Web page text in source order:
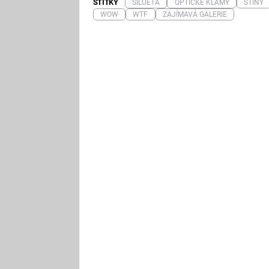
ŠTÍTKY SILUETA OPTICKÉ KLAMY
STÍNY
WOW
WTF ZAJÍMAVÁ GALERIE